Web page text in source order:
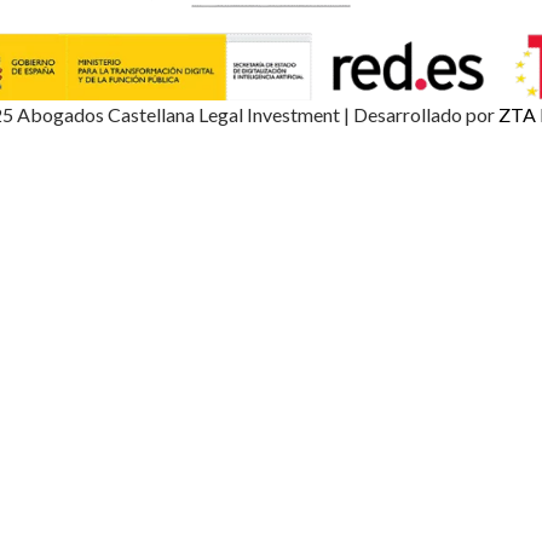
Abogados Castellana Legal Investment | Desarrollado por ZTA